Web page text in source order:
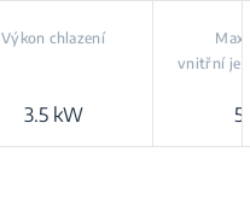
Výkon chlazení
3.5 kW
vnitřní